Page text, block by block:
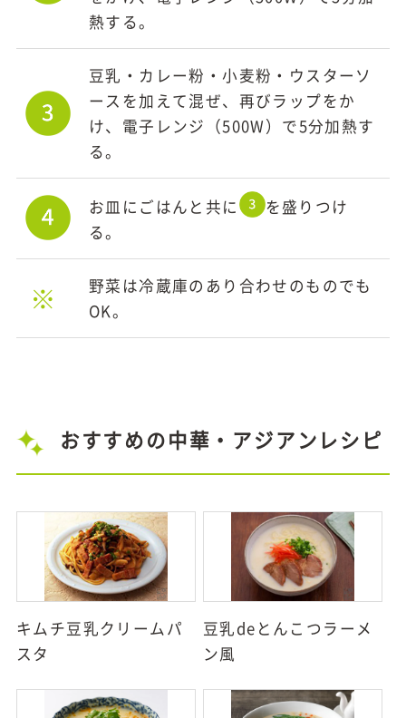
熱する。
豆乳・カレー粉・小麦粉・ウスターソ
ースを加えて混ぜ、再びラップをか
け、電子レンジ（500W）で5分加熱す
る。
お皿にごはんと共に
を盛りつけ
る。
※
野菜は冷蔵庫のあり合わせのものでも
OK。
おすすめの中華・アジアンレシピ
キムチ豆乳クリームパ
スタ
豆乳deとんこつラーメ
ン風